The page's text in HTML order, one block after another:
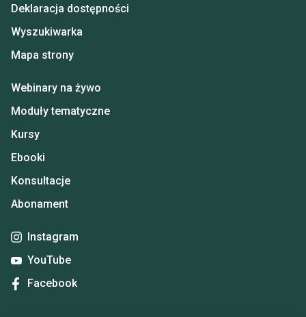
Deklaracja dostępności
Wyszukiwarka
Mapa strony
Webinary na żywo
Moduły tematyczne
Kursy
Ebooki
Konsultacje
Abonament
Instagram
YouTube
Facebook